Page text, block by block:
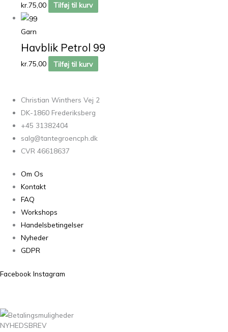
kr.75,00 Tilføj til kurv
Garn
Havblik Petrol 99
kr.75,00 Tilføj til kurv
Christian Winthers Vej 2
DK-1860 Frederiksberg
+45 31382404
salg@tantegroencph.dk
CVR 46618637
Om Os
Kontakt
FAQ
Workshops
Handelsbetingelser
Nyheder
GDPR
Facebook Instagram
NYHEDSBREV